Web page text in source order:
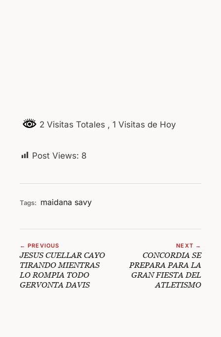
2 Visitas Totales , 1 Visitas de Hoy
Post Views: 8
Tags: maidana savy
← PREVIOUS
JESUS CUELLAR CAYO
TIRANDO MIENTRAS
LO ROMPIA TODO
GERVONTA DAVIS
NEXT →
CONCORDIA SE
PREPARA PARA LA
GRAN FIESTA DEL
ATLETISMO